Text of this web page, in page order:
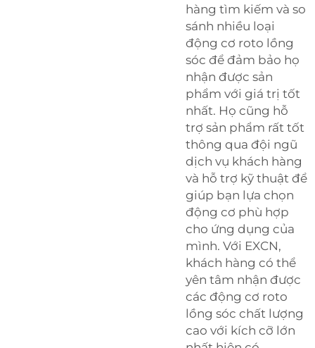
hàng tìm kiếm và so
sánh nhiều loại
động cơ roto lồng
sóc để đảm bảo họ
nhận được sản
phẩm với giá trị tốt
nhất. Họ cũng hỗ
trợ sản phẩm rất tốt
thông qua đội ngũ
dịch vụ khách hàng
và hỗ trợ kỹ thuật để
giúp bạn lựa chọn
động cơ phù hợp
cho ứng dụng của
mình. Với EXCN,
khách hàng có thể
yên tâm nhận được
các động cơ roto
lồng sóc chất lượng
cao với kích cỡ lớn